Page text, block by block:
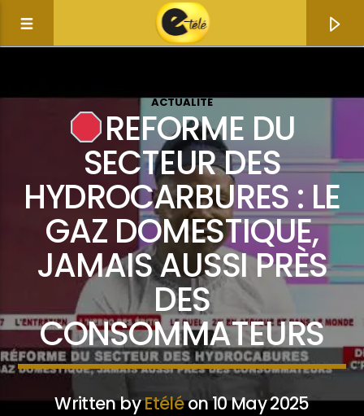
Current track
Title
Artist
ACTUALITÉ
REFORME DU
SECTEUR DES
HYDROCARBURES : LE
GAZ DOMESTIQUE,
JAMAIS AUSSI PRÈS
DES
CONSOMMATEURS
Written byEtéléon 10 May 2025